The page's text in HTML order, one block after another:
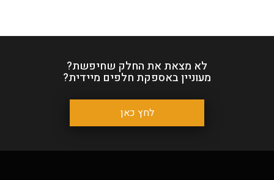
לא מצאת את החלק שחיפשת?
מעוניין באספקת חלפים מיידית?
לחץ כאן